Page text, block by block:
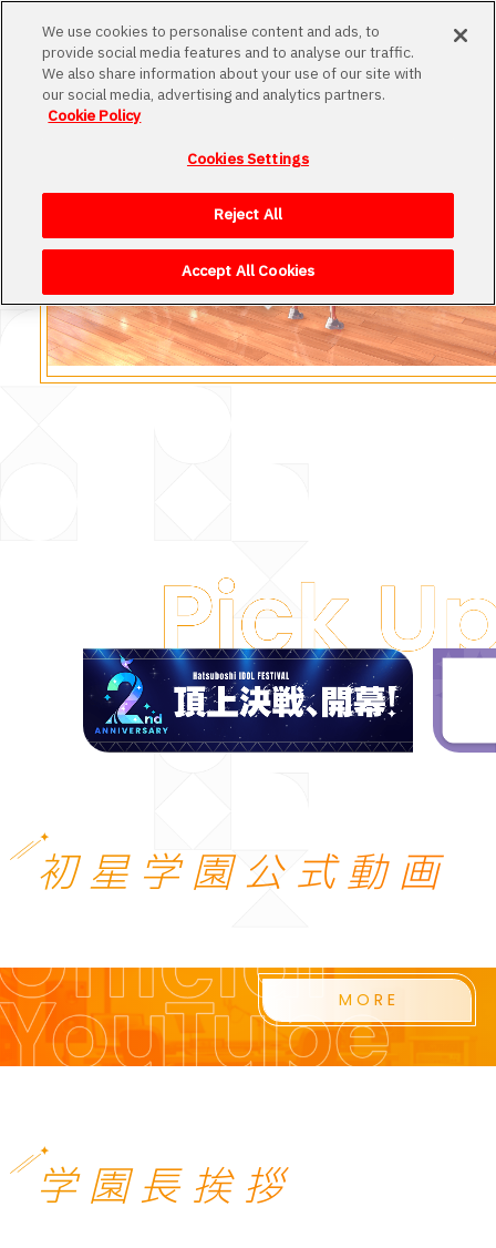
Loading
MENU
初星学園公式動画
MORE
学園長挨拶
We use cookies to personalise content and ads, to
provide social media features and to analyse our traffic.
We also share information about your use of our site with
our social media, advertising and analytics partners.
Cookie Policy
Cookies Settings
Reject All
Accept All Cookies